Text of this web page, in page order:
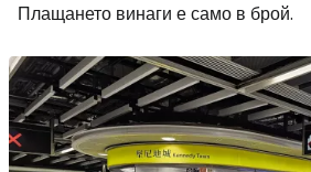
Плащането винаги е само в брой.